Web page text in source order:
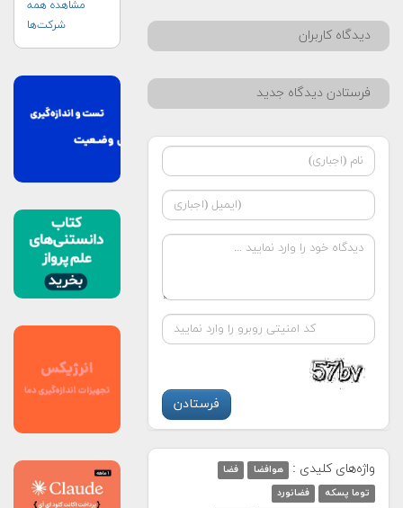
دیدگاه کاربران
فرستادن دیدگاه جدید
واژه‌های کلیدی : هوافضا
فضا
توما پسکه
فضانورد
SPIDER)
مشاهده همه
شرکت‌ها